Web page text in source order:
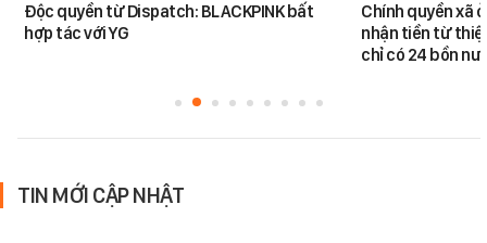
Độc quyền từ Dispatch: BLACKPINK bất
hợp tác với YG
Chính quyền xã
nhận tiền từ
chỉ có 24 bồn
TIN MỚI CẬP NHẬT